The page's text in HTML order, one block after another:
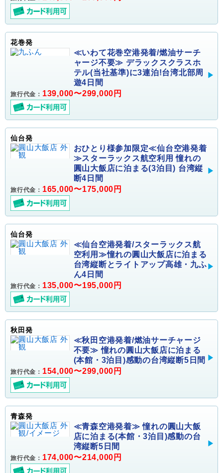
花巻発
≪いわて花巻空港発着/燃油サーチ
ャージ不要≫ デラックスクラスホ
テル(当社基準)に3連泊!台湾北部周
遊4日間
旅行代金： 139,000〜299,000円
仙台発
おひとり様参加限定≪仙台空港発着
≫スターラックス航空利用 憧れの
圓山大飯店に泊まる(3泊目) 台湾縦
断4日間
旅行代金： 165,000〜175,000円
仙台発
≪仙台空港発着/スターラックス航
空利用≫憧れの圓山大飯店に泊まる
台湾縦断とライトアップ高雄・九ふ
ん4日間
旅行代金： 135,000〜195,000円
秋田発
≪秋田空港発着/燃油サーチャージ
不要≫ 憧れの圓山大飯店に泊まる
(本館・3泊目)感動の台湾縦断5日間
旅行代金： 154,000〜299,000円
青森発
≪青森空港発着≫ 憧れの圓山大飯
店に泊まる(本館・3泊目)感動の台
湾縦断5日間
旅行代金： 174,000〜214,000円